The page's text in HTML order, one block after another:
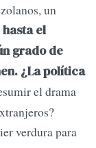
un
el
grado de
¿La política
el drama
verdura para